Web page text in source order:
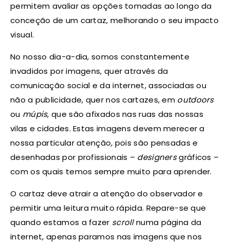
permitem avaliar as opções tomadas ao longo da
conceção de um cartaz, melhorando o seu impacto
visual.
No nosso dia-a-dia, somos constantemente
invadidos por imagens, quer através da
comunicação social e da internet, associadas ou
não a publicidade, quer nos cartazes, em outdoors
ou múpis, que são afixados nas ruas das nossas
vilas e cidades. Estas imagens devem merecer a
nossa particular atenção, pois são pensadas e
desenhadas por profissionais – designersgráficos –
com os quais temos sempre muito para aprender.
O cartaz deve atrair a atenção do observador e
permitir uma leitura muito rápida. Repare-se que
quando estamos a fazer scrollnuma página da
internet, apenas paramos nas imagens que nos